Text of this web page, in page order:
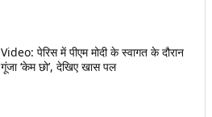
Video: पेरिस में पीएम मोदी के स्वागत के दौरान
गूंजा ‘केम छो’, देखिए खास पल